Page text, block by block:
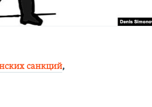
санкций,